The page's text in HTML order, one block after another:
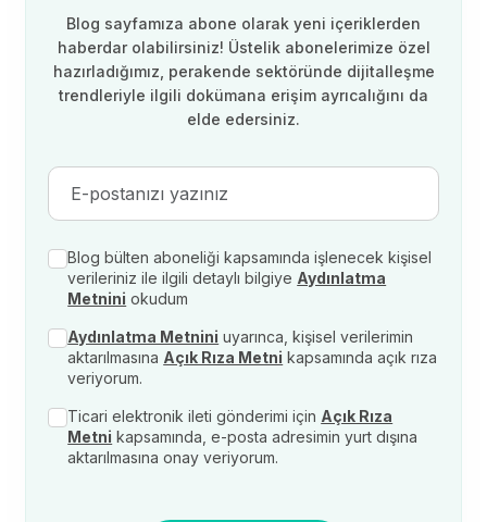
Blog sayfamıza abone olarak yeni içeriklerden
haberdar olabilirsiniz! Üstelik abonelerimize özel
hazırladığımız, perakende sektöründe dijitalleşme
trendleriyle ilgili dokümana erişim ayrıcalığını da
elde edersiniz.
Blog bülten aboneliği kapsamında işlenecek kişisel
verileriniz ile ilgili detaylı bilgiye Aydınlatma
Metnini okudum
Aydınlatma Metnini uyarınca, kişisel verilerimin
aktarılmasına Açık Rıza Metni kapsamında açık rıza
veriyorum.
Ticari elektronik ileti gönderimi için Açık Rıza
Metni kapsamında, e-posta adresimin yurt dışına
aktarılmasına onay veriyorum.